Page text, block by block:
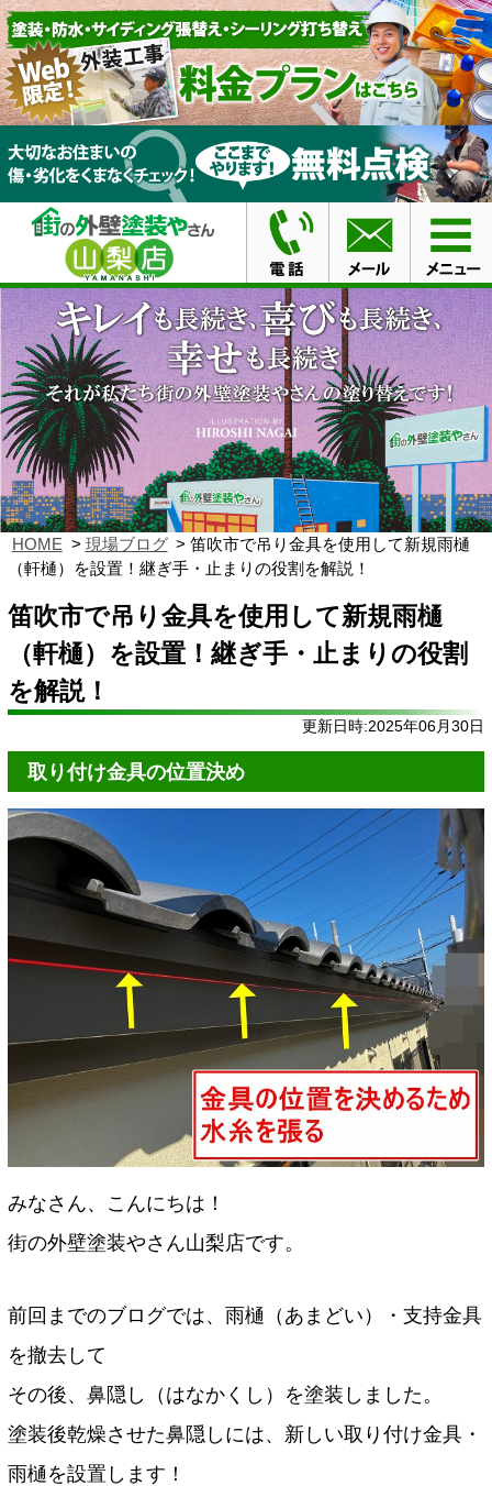
HOME 現場ブログ
笛吹市で吊り金具を使用して新規雨樋
（軒樋）を設置！継ぎ手・止まりの役割を解説！
笛吹市で吊り金具を使用して新規雨樋
（軒樋）を設置！継ぎ手・止まりの役割
を解説！
更新日時:2025年06月30日
取り付け金具の位置決め
みなさん、こんにちは！
街の外壁塗装やさん山梨店です。
前回までのブログでは、雨樋（あまどい）・支持金具
を撤去して
その後、鼻隠し（はなかくし）を塗装しました。
塗装後乾燥させた鼻隠しには、新しい取り付け金具・
雨樋を設置します！